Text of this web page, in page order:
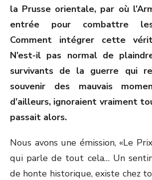
la Prusse orientale, par où
entrée pour combattre
Comment intégrer cette
N’est-il pas normal de
survivants de la guerre qui
souvenir des mauvais
d’ailleurs, ignoraient vraiment
passait alors.
Nous avons une émission, «Le
qui parle de tout cela… Un
de honte historique, existe chez